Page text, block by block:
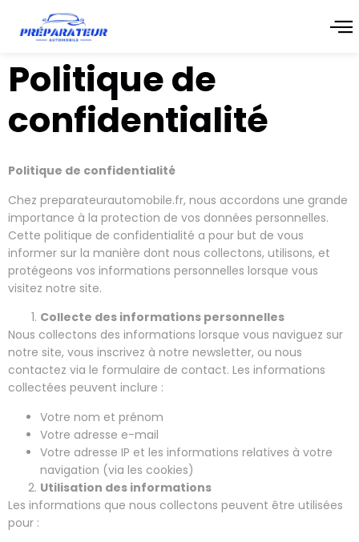
Politique de
confidentialité
Politique de confidentialité
Chez preparateurautomobile.fr, nous accordons une grande
importance à la protection de vos données personnelles.
Cette politique de confidentialité a pour but de vous
informer sur la manière dont nous collectons, utilisons, et
protégeons vos informations personnelles lorsque vous
visitez notre site.
Collecte des informations personnelles
Nous collectons des informations lorsque vous naviguez sur
notre site, vous inscrivez à notre newsletter, ou nous
contactez via le formulaire de contact. Les informations
collectées peuvent inclure :
Votre nom et prénom
Votre adresse e-mail
Votre adresse IP et les informations relatives à votre
navigation (via les cookies)
Utilisation des informations
Les informations que nous collectons peuvent être utilisées
pour :